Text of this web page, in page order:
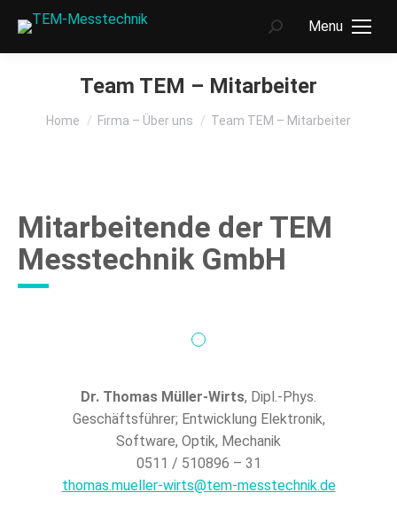
Menu
Search:
Team TEM – Mitarbeiter
You are here:
Home Firma – Über uns Team TEM – Mitarbeiter
Mitarbeitende der TEM
Messtechnik GmbH
Dr. Thomas Müller-Wirts, Dipl.-Phys.
Geschäftsführer; Entwicklung Elektronik,
Software, Optik, Mechanik
0511 / 510896 – 31
thomas.mueller-wirts@tem-messtechnik.de